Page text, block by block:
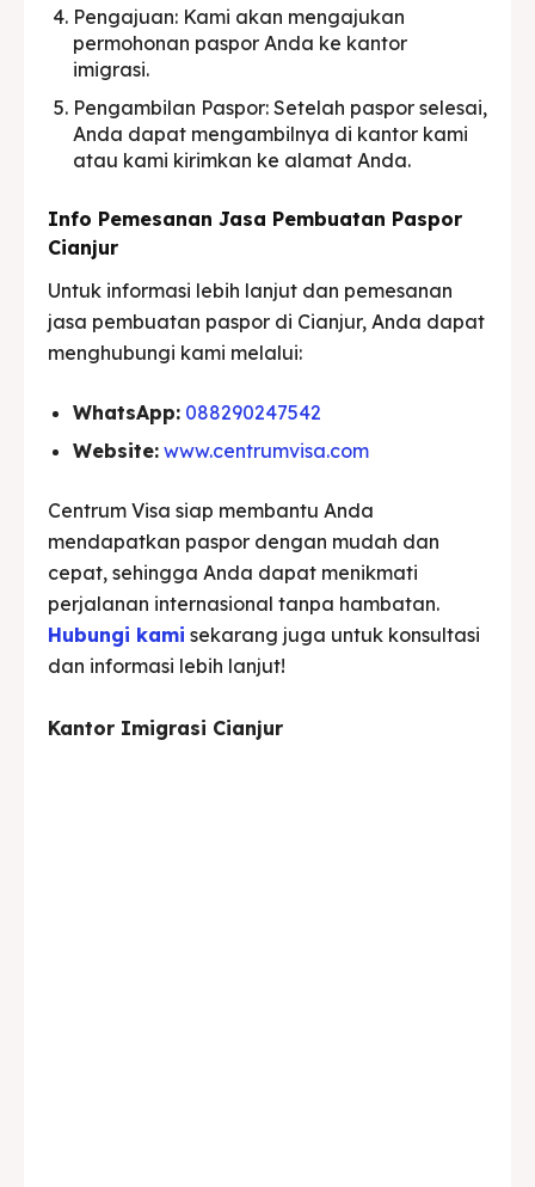
Pengajuan: Kami akan mengajukan
permohonan paspor Anda ke kantor
imigrasi.
Pengambilan Paspor: Setelah paspor selesai,
Anda dapat mengambilnya di kantor kami
atau kami kirimkan ke alamat Anda.
Info Pemesanan Jasa Pembuatan Paspor
Cianjur
Untuk informasi lebih lanjut dan pemesanan
jasa pembuatan paspor di Cianjur, Anda dapat
menghubungi kami melalui:
WhatsApp: 088290247542
Website: www.centrumvisa.com
Centrum Visa siap membantu Anda
mendapatkan paspor dengan mudah dan
cepat, sehingga Anda dapat menikmati
perjalanan internasional tanpa hambatan.
Hubungi kami sekarang juga untuk konsultasi
dan informasi lebih lanjut!
Kantor Imigrasi Cianjur